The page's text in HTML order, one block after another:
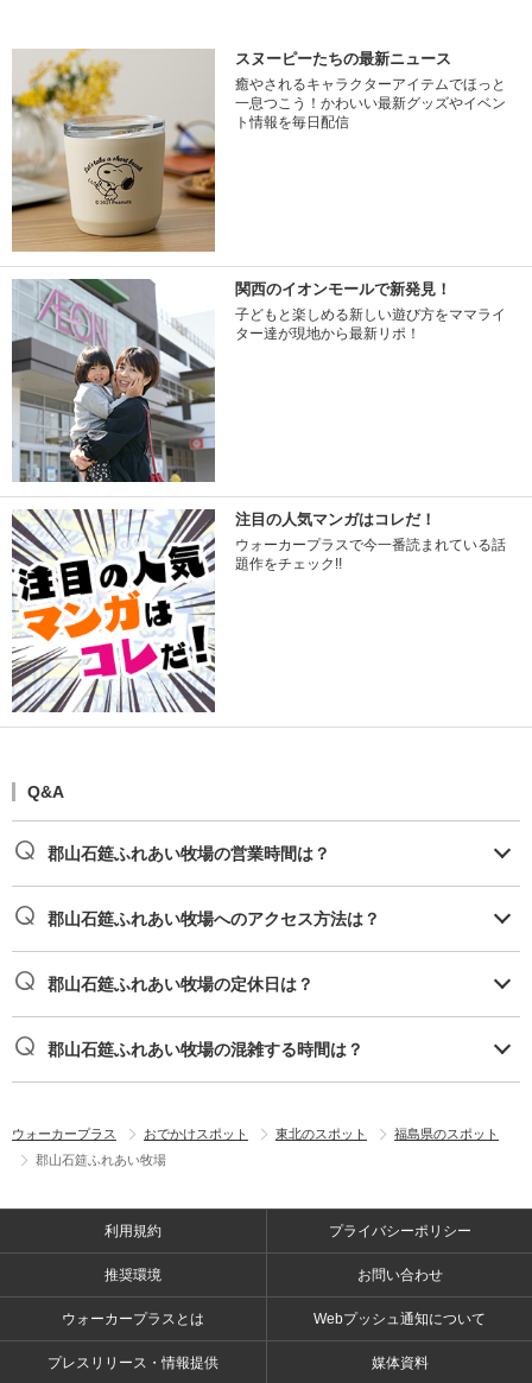
スヌーピーたちの最新ニュース
癒やされるキャラクターアイテムでほっと
一息つこう！かわいい最新グッズやイベン
ト情報を毎日配信
関西のイオンモールで新発見！
子どもと楽しめる新しい遊び方をママライ
ター達が現地から最新リポ！
注目の人気マンガはコレだ！
ウォーカープラスで今一番読まれている話
題作をチェック!!
Q&A
郡山石筵ふれあい牧場の営業時間は？
郡山石筵ふれあい牧場へのアクセス方法は？
郡山石筵ふれあい牧場の定休日は？
郡山石筵ふれあい牧場の混雑する時間は？
ウォーカープラス おでかけスポット 東北のスポット
福島県のスポット
郡山石筵ふれあい牧場
利用規約 プライバシーポリシー
推奨環境 お問い合わせ
ウォーカープラスとは Webプッシュ通知について
プレスリリース・情報提供 媒体資料